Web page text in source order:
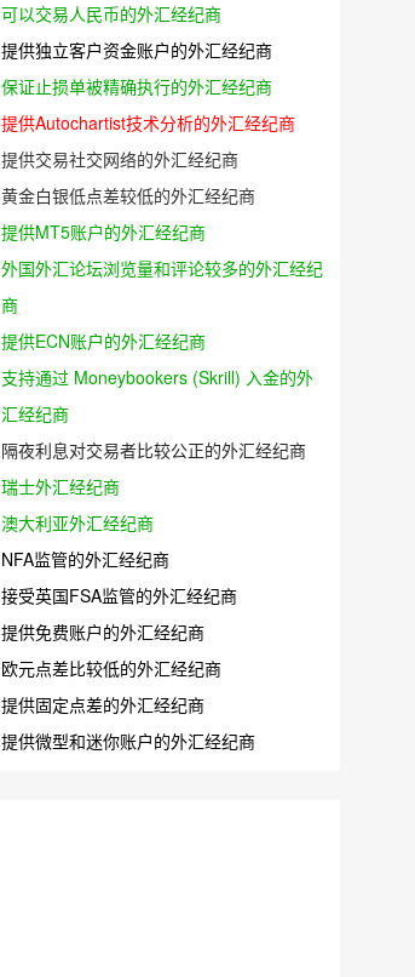
可以交易人民币的外汇经纪商
提供独立客户资金账户的外汇经纪商
保证止损单被精确执行的外汇经纪商
提供Autochartist技术分析的外汇经纪商
提供交易社交网络的外汇经纪商
黄金白银低点差较低的外汇经纪商
提供MT5账户的外汇经纪商
外国外汇论坛浏览量和评论较多的外汇经纪
商
提供ECN账户的外汇经纪商
支持通过 Moneybookers (Skrill) 入金的外
汇经纪商
隔夜利息对交易者比较公正的外汇经纪商
瑞士外汇经纪商
澳大利亚外汇经纪商
NFA监管的外汇经纪商
接受英国FSA监管的外汇经纪商
提供免费账户的外汇经纪商
欧元点差比较低的外汇经纪商
提供固定点差的外汇经纪商
提供微型和迷你账户的外汇经纪商